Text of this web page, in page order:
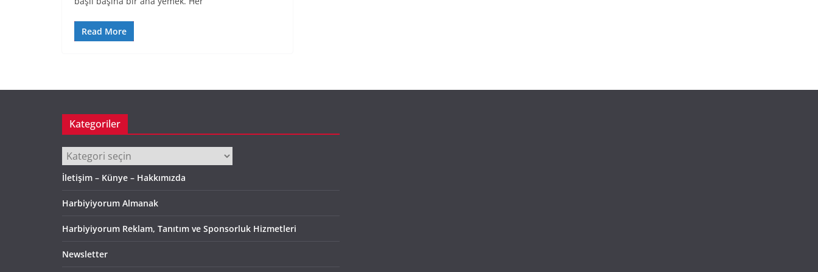
Read More
Kategoriler
Kategoriler
İletişim – Künye – Hakkımızda
Harbiyiyorum Almanak
Harbiyiyorum Reklam, Tanıtım ve Sponsorluk Hizmetleri
Newsletter